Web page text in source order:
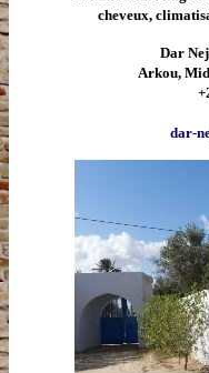
cheveux,
Dar
Arkou,
dar-